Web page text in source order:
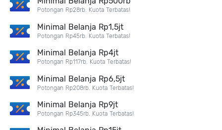
Potongan Rp28rb. Kuota Terbatas!
Minimal Belanja Rp1,5jt
Potongan Rp45rb. Kuota Terbatas!
Minimal Belanja Rp4jt
Potongan Rp117rb. Kuota Terbatas!
Minimal Belanja Rp6,5jt
Potongan Rp208rb. Kuota Terbatas!
Minimal Belanja Rp9jt
Potongan Rp345rb. Kuota Terbatas!